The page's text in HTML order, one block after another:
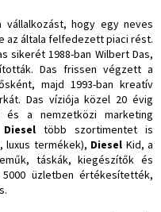
hogy egy neves
az általa felfedezett piaci rést.
sikerét 1988-ban Wilbert Das,
Das frissen végzett a
majd 1993-ban kreatív
Das víziója közel 20 évig
és a nemzetközi marketing
Dieseltöbb szortimentet is
luxus termékek), Diesel Kid, a
táskák, kiegészítők és
üzletben értékesítették,